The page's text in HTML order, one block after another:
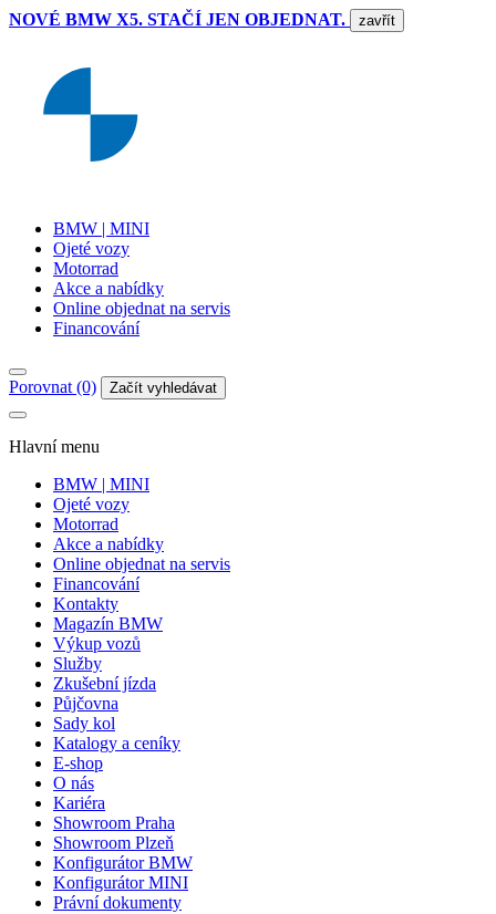
NOVÉ BMW X5. STAČÍ JEN OBJEDNAT. zavřít
BMW | MINI
Ojeté vozy
Motorrad
Akce a nabídky
Online objednat na servis
Financování
Porovnat (0) Začít vyhledávat
Hlavní menu
BMW | MINI
Ojeté vozy
Motorrad
Akce a nabídky
Online objednat na servis
Financování
Kontakty
Magazín BMW
Výkup vozů
Služby
Zkušební jízda
Půjčovna
Sady kol
Katalogy a ceníky
E-shop
O nás
Kariéra
Showroom Praha
Showroom Plzeň
Konfigurátor BMW
Konfigurátor MINI
Právní dokumenty